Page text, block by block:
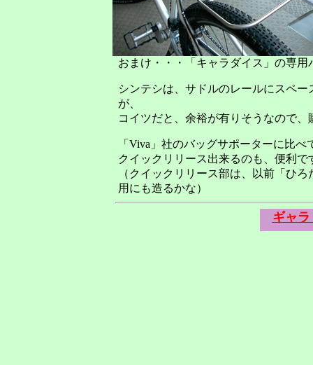
おまけ・・・「キャラダイス」の専用
シンテシは、サドルのレールにスペ
が、
コイツだと、余裕が有りそうなので、
「Viva」社のバッグサポーターに比
クイックリリース出来るのも、便利で
（クイックリリース部は、以前「ひ
用にも造るかな）
ギャ